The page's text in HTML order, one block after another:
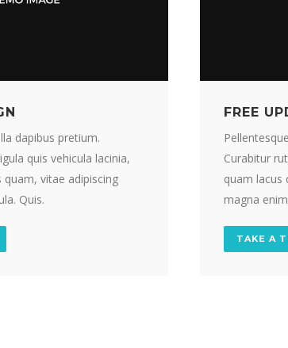
dapibus pretium.
quis vehicula lacinia,
quam, vitae adipiscing
Quis.
FREE
Curabitur
quam lacus
magna
TAKE A